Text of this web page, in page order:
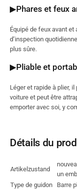
▶Phares et feux
Équipé de feux avant
d’inspection
plus sûre.
▶Pliable et
Léger et rapide à plier,
voiture et peut être
emporter avec soi, y
Détails du
Artikelzustand
un
Type de guidon
Barre